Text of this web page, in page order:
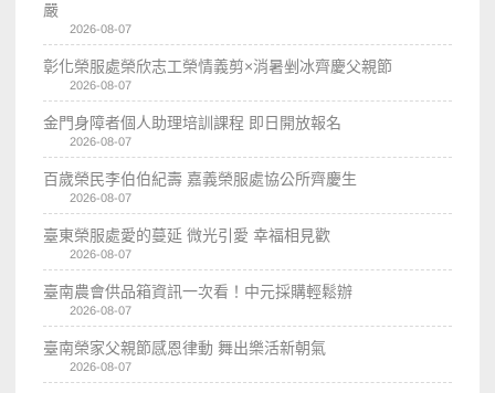
嚴
2026-08-07
彰化榮服處榮欣志工榮情義剪×消暑剉冰齊慶父親節
2026-08-07
金門身障者個人助理培訓課程 即日開放報名
2026-08-07
百歲榮民李伯伯紀壽 嘉義榮服處協公所齊慶生
2026-08-07
臺東榮服處愛的蔓延 微光引愛 幸福相見歡
2026-08-07
臺南農會供品箱資訊一次看！中元採購輕鬆辦
2026-08-07
臺南榮家父親節感恩律動 舞出樂活新朝氣
2026-08-07